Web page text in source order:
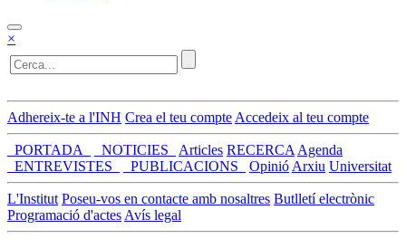
×
Adhereix-te a l'INH Crea el teu compte Accedeix al teu compte
_PORTADA_ _NOTICIES_ Articles RECERCA Agenda
_ENTREVISTES_
_PUBLICACIONS_ Opinió Arxiu Universitat
L'Institut Poseu-vos en contacte amb nosaltres Butlletí electrònic
Programació d'actes Avís legal